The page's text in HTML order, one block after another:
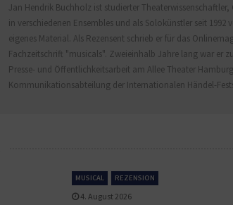
Jan Hendrik Buchholz ist studierter
in verschiedenen Ensembles und als Solokünstler seit
eigenes Material. Als Rezensent schrieb er für das
Fachzeitschrift "musicals". Zweieinhalb Jahre lang war er
Presse- und Öffentlichkeitsarbeit am Allee Theater
Kommunikationsabteilung der Internationalen Händel-
MUSICAL REZENSION
4. August 2026